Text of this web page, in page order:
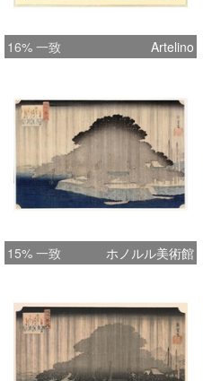
16% 一致 Artelino
15% 一致 ホノルル美術館